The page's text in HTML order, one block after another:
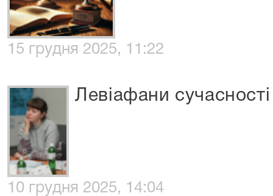
15 грудня 2025, 11:22
Левіафани сучасності
10 грудня 2025, 14:04